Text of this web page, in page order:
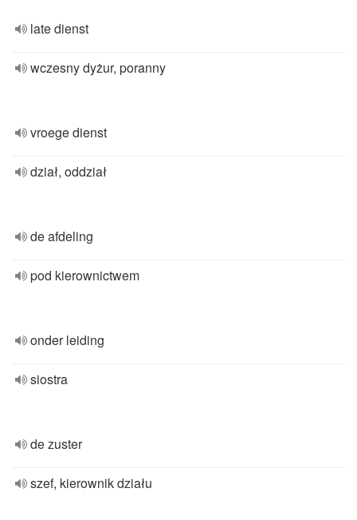
late dienst
wczesny dyżur, poranny
vroege dienst
dział, oddział
de afdeling
pod kierownictwem
onder leiding
siostra
de zuster
szef, kierownik działu